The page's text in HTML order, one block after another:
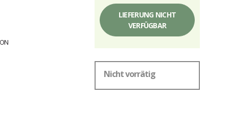
Einzelpreis,
ohne
Gebühren
LIEFERUNG NICHT
VERFÜGBAR
Nicht vorrätig